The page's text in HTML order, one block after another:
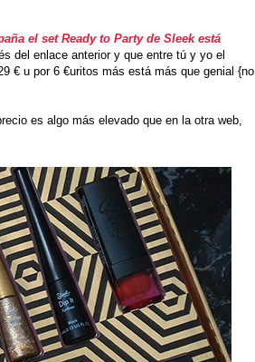
el set Ready to Party de Sleek está
del enlace anterior y que entre tú y yo el
€ u por 6 €uritos más está más que genial {no
es algo más elevado que en la otra web,